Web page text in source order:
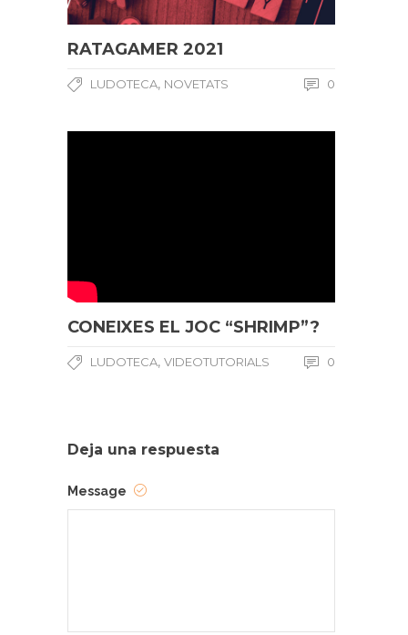
RATAGAMER 2021
LUDOTECA, NOVETATS 0
CONEIXES EL JOC “SHRIMP”?
LUDOTECA, VIDEOTUTORIALS 0
Deja una respuesta
Message